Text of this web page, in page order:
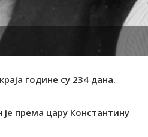
године су 234 дана.
према цару Константину